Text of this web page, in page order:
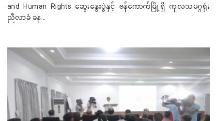
and Human Rights ​ဆွေးနွေးပွဲနှင့် ဗန်ကောက်မြို့ရှိ ကုလသမဂ္ဂရုံး
ညီလာခံ ခန...